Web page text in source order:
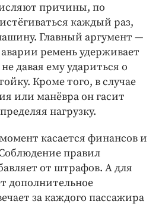
причины, по
каждый раз,
Главный аргумент —
ремень удерживает
давая ему удариться о
Кроме того, в случае
или манёвра он гасит
нагрузку.
касается финансов и
правил
от штрафов. А для
дополнительное
за каждого пассажира